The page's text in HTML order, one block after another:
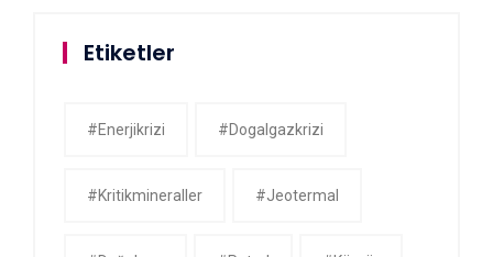
Etiketler
#enerjikrizi #dogalgazkrizi
#kritikmineraller #jeotermal